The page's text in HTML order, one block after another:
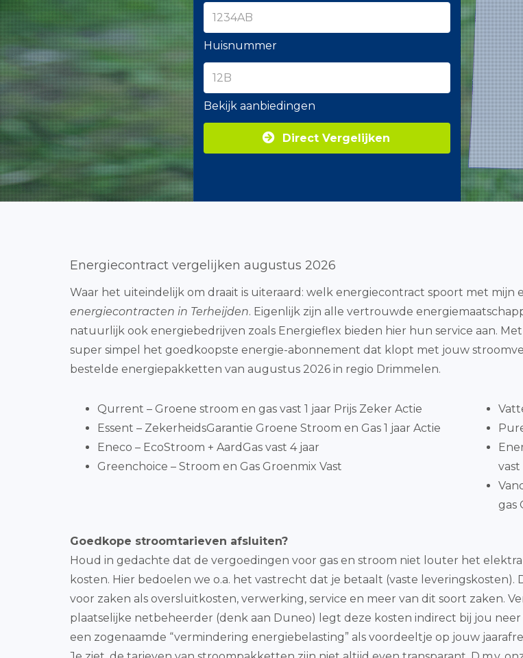
Huisnummer
Bekijk aanbiedingen
Direct Vergelijken
Energiecontract vergelijken augustus 2026
Waar het uiteindelijk om draait is uiteraard: welk energiecontract spoort met mijn
energiecontracten in Terheijden. Eigenlijk zijn alle vertrouwde
natuurlijk ook energiebedrijven zoals Energieflex bieden hier hun service aan.
super simpel het goedkoopste energie-abonnement dat klopt met jouw
bestelde energiepakketten van augustus 2026 in regio Drimmelen.
Qurrent – Groene stroom en gas vast 1 jaar Prijs Zeker Actie
Essent – ZekerheidsGarantie Groene Stroom en Gas 1 jaar Actie
Eneco – EcoStroom + AardGas vast 4 jaar
Greenchoice – Stroom en Gas Groenmix Vast
vast
gas
Goedkope stroomtarieven afsluiten?
Houd in gedachte dat de vergoedingen voor gas en stroom niet louter het
kosten. Hier bedoelen we o.a. het vastrecht dat je betaalt (vaste
voor zaken als oversluitkosten, verwerking, service en meer van dit soort zaken.
plaatselijke netbeheerder (denk aan Duneo) legt deze kosten indirect bij jou neer
een zogenaamde “vermindering energiebelasting” als voordeeltje op jouw